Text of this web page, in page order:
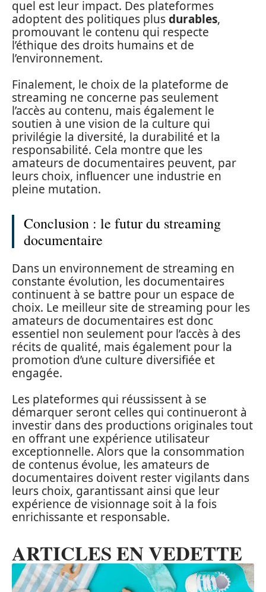
quel est leur impact. Des plateformes
adoptent des politiques plusdurables,
promouvant le contenu qui respecte
l’éthique des droits humains et de
l’environnement.
Finalement, le choix de la plateforme de
streaming ne concerne pas seulement
l’accès au contenu, mais également le
soutien à une vision de la culture qui
privilégie la diversité, la durabilité et la
responsabilité. Cela montre que les
amateurs de documentaires peuvent, par
leurs choix, influencer une industrie en
pleine mutation.
Conclusion : le futur du streaming
documentaire
Dans un environnement de streaming en
constante évolution, les documentaires
continuent à se battre pour un espace de
choix. Le meilleur site de streaming pour les
amateurs de documentaires est donc
essentiel non seulement pour l’accès à des
récits de qualité, mais également pour la
promotion d’une culture diversifiée et
engagée.
Les plateformes qui réussissent à se
démarquer seront celles qui continueront à
investir dans des productions originales tout
en offrant une expérience utilisateur
exceptionnelle. Alors que la consommation
de contenus évolue, les amateurs de
documentaires doivent rester vigilants dans
leurs choix, garantissant ainsi que leur
expérience de visionnage soit à la fois
enrichissante et responsable.
ARTICLES EN VEDETTE